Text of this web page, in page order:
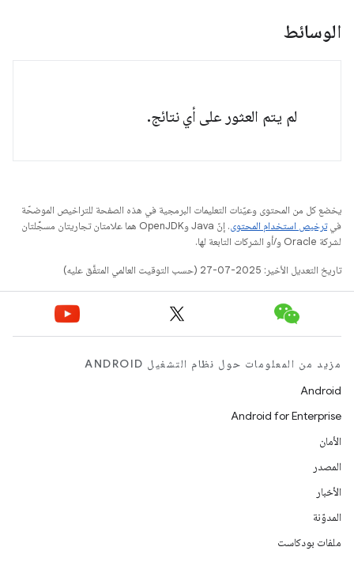
الوسائط
لم يتم العثور على أي نتائج.
يخضع كل من المحتوى وعيّنات التعليمات البرمجية في هذه الصفحة للتراخيص الموضحّة
فيترخيص استخدام المحتوى
. إنّ Java وOpenJDK هما علامتان تجاريتان مسجَّلتان
لشركة Oracle و/أو الشركات التابعة لها.
تاريخ التعديل الأخير: 2025-07-27 (حسب التوقيت العالمي المتفَّق عليه)
مزيد من المعلومات حول نظام التشغيل ANDROID
Android
Android for Enterprise
الأمان
المصدر
الأخبار
المدوّنة
ملفات بودكاست